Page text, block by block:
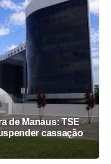
de Manaus: TSE
cassação